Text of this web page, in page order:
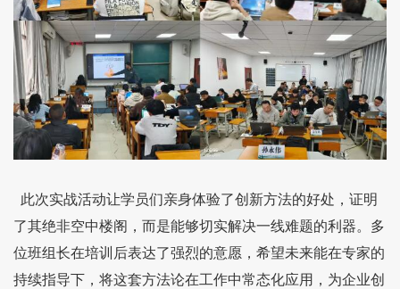
此次实战活动让学员们亲身体验了创新方法的好处，证明
了其绝非空中楼阁，而是能够切实解决一线难题的利器。多
位班组长在培训后表达了强烈的意愿，希望未来能在专家的
持续指导下，将这套方法论在工作中常态化应用，为企业创